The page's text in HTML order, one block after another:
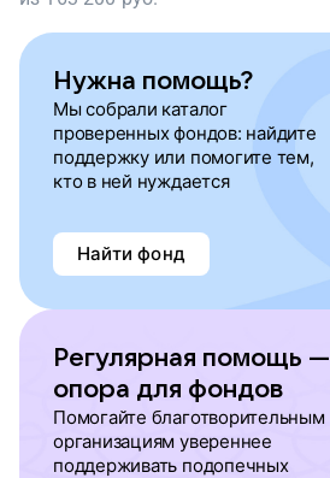
Нужна помощь?
Мы собрали каталог
проверенных фондов: найдите
поддержку или помогите тем,
кто в ней нуждается
Найти фонд
Регулярная помощь —
опора для фондов
Помогайте благотворительным
организациям увереннее
поддерживать подопечных